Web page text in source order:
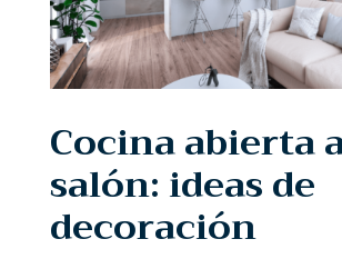
Cocina abierta
salón: ideas de
decoración